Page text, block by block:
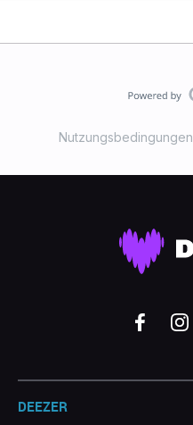
Nutzungsbedingungen
DEEZER